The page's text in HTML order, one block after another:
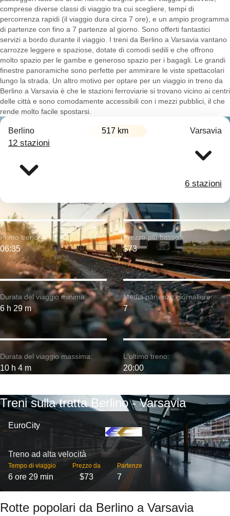
comprese diverse classi di viaggio tra cui scegliere, tempi di
percorrenza rapidi (il viaggio dura circa 7 ore), e un ampio programma
di partenze con fino a 7 partenze al giorno. Sono offerti fantastici
servizi a bordo durante il viaggio. I treni da Berlino a Varsavia vantano
carrozze leggere e spaziose, dotate di comodi sedili e che offrono
molto spazio per le gambe e generoso spazio per i bagagli. Le grandi
finestre panoramiche sono perfette per ammirare le viste spettacolari
lungo la strada. Un altro motivo per optare per un viaggio in treno da
Berlino a Varsavia è che le stazioni ferroviarie si trovano vicino ai centri
delle città e sono comodamente accessibili con i mezzi pubblici, il che
rende molto facile spostarsi.
Berlino 517 km Varsavia
12 stazioni
6 stazioni
Durata del viaggio minima:
6 h 29 m
Primo treno:
06:35
Durata del viaggio massima:
10 h 4 m
Prezzo più basso:
$73
Media partenze giornaliere:
7
L'ultimo treno:
20:00
Treni sulla tratta Berlino - Varsavia
EuroCity
Treno ad alta velocità
Tempo di viaggio
6 ore 29 min
Prezzo da
$73
Partenze
7
Rotte popolari da Berlino a Varsavia